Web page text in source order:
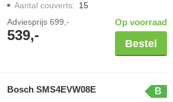
Aantal couverts: 15
Adviesprijs 699,-
539,-
Op voorraad
Bestel
Bosch SMS4EVW08E B